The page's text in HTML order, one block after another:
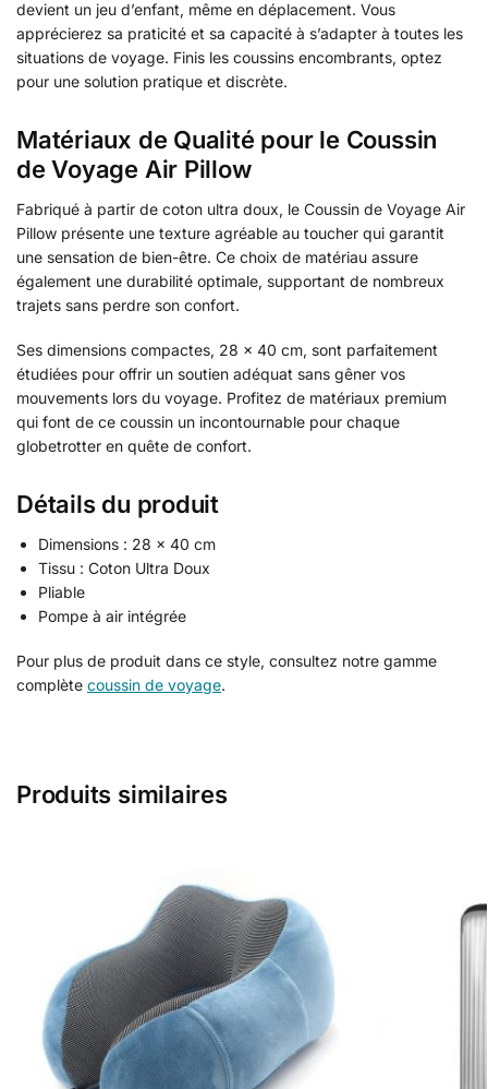
devient un jeu d’enfant, même en déplacement. Vous
apprécierez sa praticité et sa capacité à s’adapter à toutes les
situations de voyage. Finis les coussins encombrants, optez
pour une solution pratique et discrète.
Matériaux de Qualité pour le Coussin
de Voyage Air Pillow
Fabriqué à partir de coton ultra doux, le Coussin de Voyage Air
Pillow présente une texture agréable au toucher qui garantit
une sensation de bien-être. Ce choix de matériau assure
également une durabilité optimale, supportant de nombreux
trajets sans perdre son confort.
Ses dimensions compactes, 28 x 40 cm, sont parfaitement
étudiées pour offrir un soutien adéquat sans gêner vos
mouvements lors du voyage. Profitez de matériaux premium
qui font de ce coussin un incontournable pour chaque
globetrotter en quête de confort.
Détails du produit
Dimensions : 28 x 40 cm
Tissu : Coton Ultra Doux
Pliable
Pompe à air intégrée
Pour plus de produit dans ce style, consultez notre gamme
complète coussin de voyage.
Produits similaires